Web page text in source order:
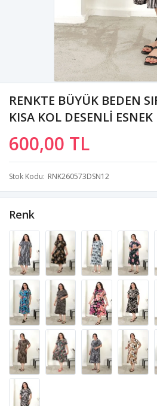
RENKTE BÜYÜK BEDEN
KISA KOL DESENLİ ESNEK
600,00 TL
Stok Kodu RNK260573DSN12
Renk